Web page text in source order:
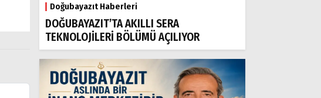
Doğubayazıt Haberleri
DOĞUBAYAZIT’TA AKILLI SERA
TEKNOLOJİLERİ BÖLÜMÜ AÇILIYOR